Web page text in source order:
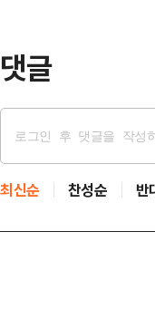
댓글
최신순 찬성순 반